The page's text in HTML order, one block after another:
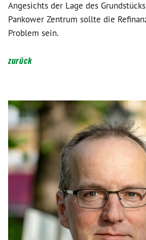
Angesichts der Lage des
Pankower Zentrum sollte die
Problem sein.
zurück